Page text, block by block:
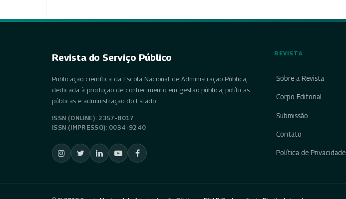
Revista do Serviço Público
Publicação científica da Escola Nacional de Administração Pública,
dedicada à produção de conhecimento em gestão pública, políticas
públicas e administração do Estado.
ISSN (ONLINE): 2357-8017
ISSN (IMPRESSO): 0034-9240
REVISTA
Sobre a Revista
Corpo Editorial
Submissão
Contato
Política de Privacidade